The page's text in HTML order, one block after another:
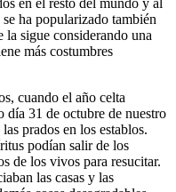
en el resto del mundo y al
ha popularizado también
la sigue considerando una
más costumbres
cuando el año celta
día 31 de octubre de nuestro
prados en los establos.
podían salir de los
de los vivos para resucitar.
las casas y las